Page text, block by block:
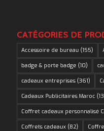
CATÉGORIES DE
Accessoire de bureau (155)
badge & porte badge (10)
cadeaux entreprises(361)
Cadeaux Publicitaires Maroc
Coffret cadeaux personnalisé
Coffrets cadeaux (82)